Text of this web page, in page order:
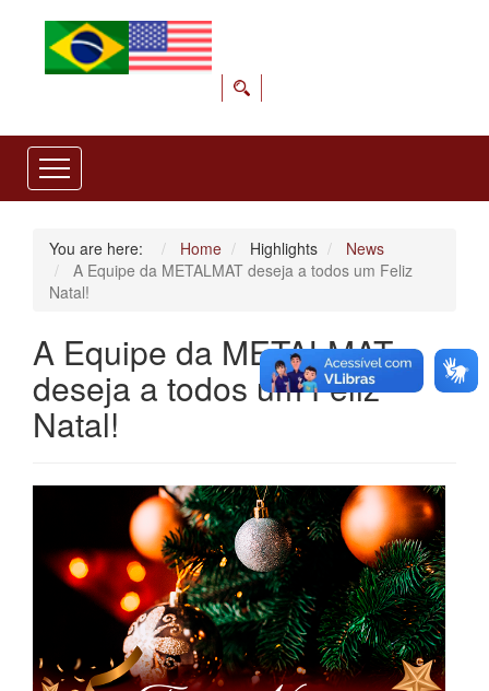
You are here: Home Highlights
News
A Equipe da METALMAT deseja a todos um Feliz
Natal!
A Equipe da METALMAT
deseja a todos um Feliz
Natal!